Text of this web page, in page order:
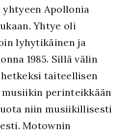
Apollonia
Yhtye oli
lyhytikäinen ja
1985. Sillä välin
taiteellisen
perinteikkään
niin musiikillisesti
Motownin